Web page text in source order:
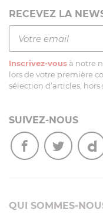
RECEVEZ LA
Inscrivez-vous à notre
lors de votre première
sélection d’articles,
SUIVEZ-NOUS
QUI SOMMES-